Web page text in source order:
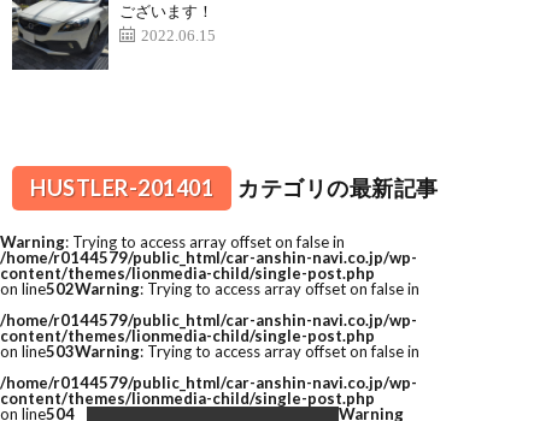
ございます！
2022.06.15
HUSTLER-201401 カテゴリの最新記事
Warning: Trying to access array offset on false in
/home/r0144579/public_html/car-anshin-navi.co.jp/wp-
content/themes/lionmedia-child/single-post.php
on line502Warning: Trying to access array offset on false in
/home/r0144579/public_html/car-anshin-navi.co.jp/wp-
content/themes/lionmedia-child/single-post.php
on line503Warning: Trying to access array offset on false in
/home/r0144579/public_html/car-anshin-navi.co.jp/wp-
content/themes/lionmedia-child/single-post.php
on line504 Warning